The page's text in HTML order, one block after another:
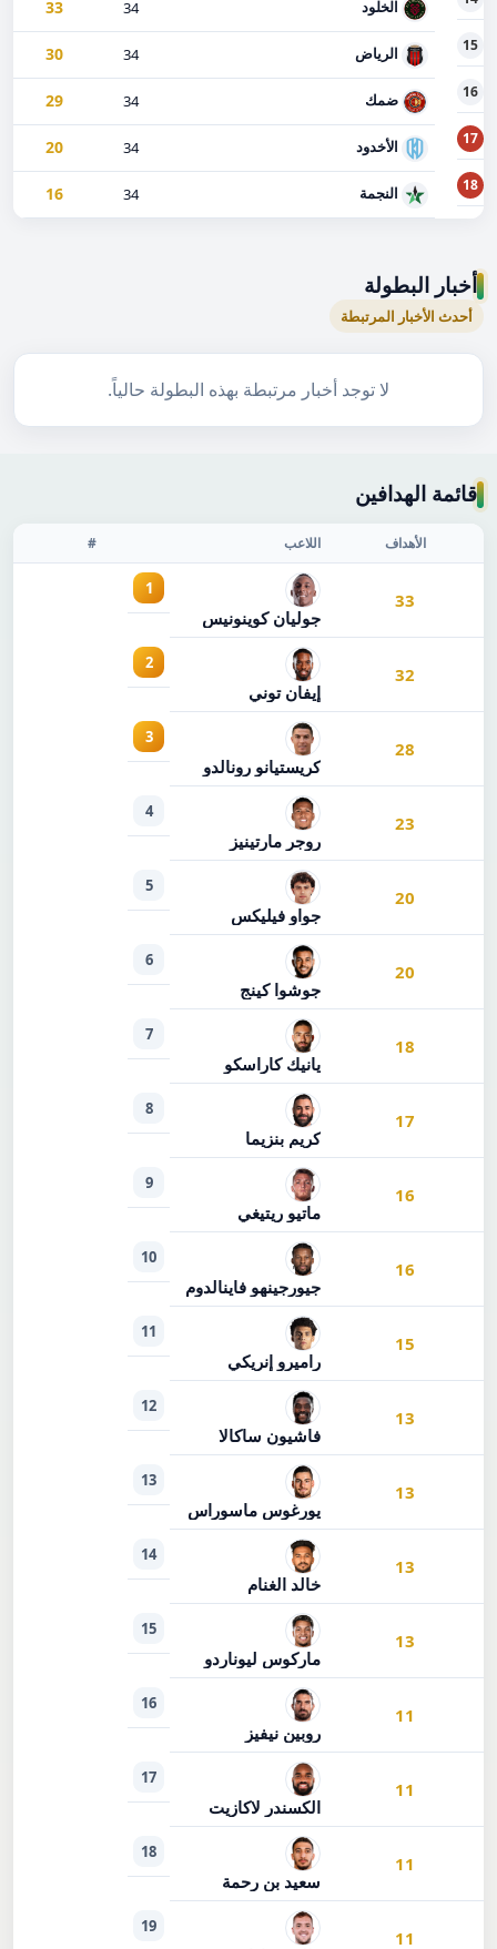
الخلود 34
33
15 الرياض 34
30
16 ضمك 34
29
17 الأخدود 34
20
18 النجمة 34
16
أخبار البطولة
أحدث الأخبار المرتبطة
لا توجد أخبار مرتبطة بهذه البطولة حالياً.
قائمة الهدافين
# اللاعب الأهداف
1
جوليان كوينونيس
33
2
إيفان توني
32
3
كريستيانو رونالدو
28
4
روجر مارتينيز
23
5
جواو فيليكس
20
6
جوشوا كينج
20
7
يانيك كاراسكو
18
8
كريم بنزيما
17
9
ماتيو ريتيغي
16
10
جيورجينهو فاينالدوم
16
11
راميرو إنريكي
15
12
فاشيون ساكالا
13
13
يورغوس ماسوراس
13
14
خالد الغنام
13
15
ماركوس ليوناردو
13
16
روبين نيفيز
11
17
الكسندر لاكازيت
11
18
سعيد بن رحمة
11
19
11